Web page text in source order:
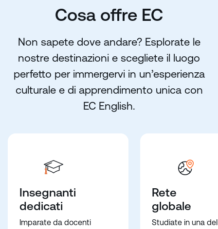
Cosa offre EC
Non sapete dove andare? Esplorate le
nostre destinazioni e scegliete il luogo
perfetto per immergervi in un’esperienza
culturale e di apprendimento unica con
EC English.
Insegnanti
dedicati
Imparate da docenti
Rete
globale
Studiate in una